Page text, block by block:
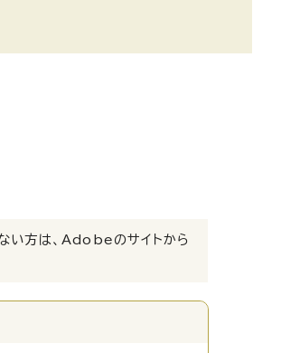
い方は、Adobeのサイトから